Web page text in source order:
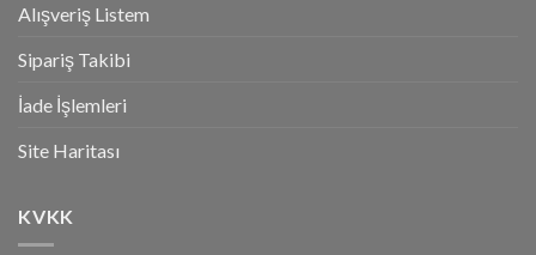
Alışveriş Listem
Sipariş Takibi
İade İşlemleri
Site Haritası
KVKK